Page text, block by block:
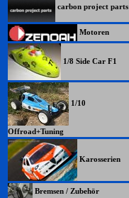
carbon project parts
Motoren
1/8 Side Car F1
1/10
Offroad+Tuning
Karosserien
Bremsen / Zubehör